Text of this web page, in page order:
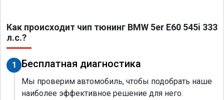
Как происходит чип тюнинг BMW 5er E60 545i 333
л.с.?
1 Бесплатная диагностика
Мы проверим автомобиль, чтобы подобрать наше
наиболее эффективное решение для него.